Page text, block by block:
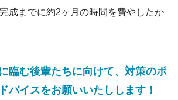
成までに約2ヶ月の時間を費やしたか
臨む後輩たちに向けて、対策のポ
バイスをお願いいたしします！